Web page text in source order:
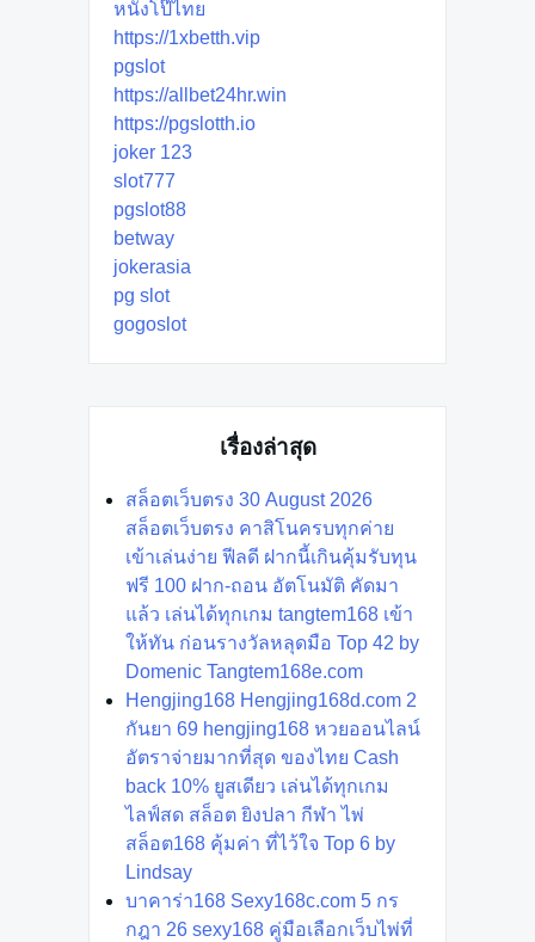
หนังโป๊ไทย
https://1xbetth.vip
pgslot
https://allbet24hr.win
https://pgslotth.io
joker 123
slot777
pgslot88
betway
jokerasia
pg slot
gogoslot
เรื่องล่าสุด
สล็อตเว็บตรง 30 August 2026
สล็อตเว็บตรง คาสิโนครบทุกค่าย
เข้าเล่นง่าย ฟีลดี ฝากนี้เกินคุ้มรับทุน
ฟรี 100 ฝาก-ถอน อัตโนมัติ คัดมา
แล้ว เล่นได้ทุกเกม tangtem168 เข้า
ให้ทัน ก่อนรางวัลหลุดมือ Top 42 by
Domenic Tangtem168e.com
Hengjing168 Hengjing168d.com 2
กันยา 69 hengjing168 หวยออนไลน์
อัตราจ่ายมากที่สุด ของไทย Cash
back 10% ยูสเดียว เล่นได้ทุกเกม
ไลฟ์สด สล็อต ยิงปลา กีฬา ไพ่
สล็อต168 คุ้มค่า ที่ไว้ใจ Top 6 by
Lindsay
บาคาร่า168 Sexy168c.com 5 กร
กฎา 26 sexy168 คู่มือเลือกเว็บไพ่ที่